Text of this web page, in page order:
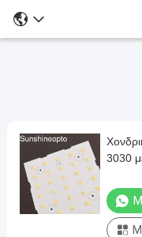
Χονδρική
πλακέτα
PCB
LED
3030